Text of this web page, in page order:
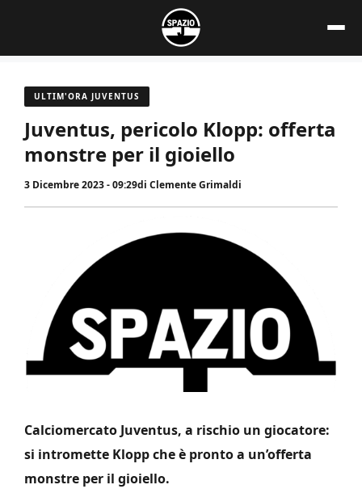
contenuto
ULTIM'ORA JUVENTUS
Juventus, pericolo Klopp: offerta
monstre per il gioiello
3 Dicembre 2023 - 09:29di Clemente Grimaldi
Calciomercato Juventus, a rischio un giocatore:
si intromette Klopp che è pronto a un’offerta
monstre per il gioiello.